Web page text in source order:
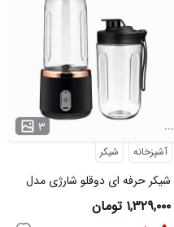
۳ ...
آشپزخانه شیکر
شیکر حرفه ای دوقلو شارژی مدل
48100
۱,۳۲۹,۰۰۰ تومان